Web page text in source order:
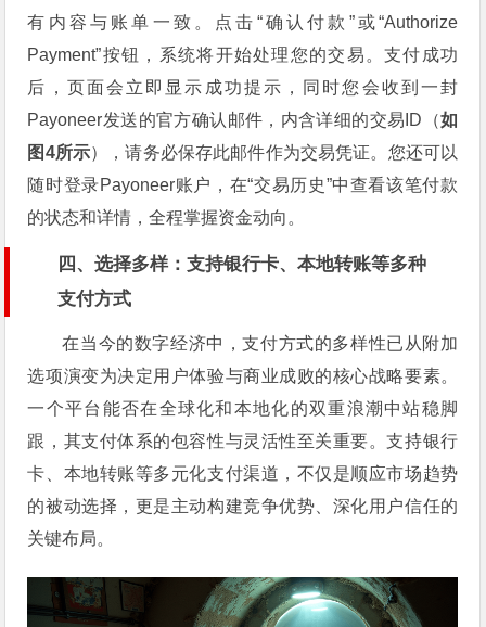
有内容与账单一致。点击“确认付款”或“Authorize
Payment”按钮，系统将开始处理您的交易。支付成功
后，页面会立即显示成功提示，同时您会收到一封
Payoneer发送的官方确认邮件，内含详细的交易ID（如
图4所示），请务必保存此邮件作为交易凭证。您还可以
随时登录Payoneer账户，在“交易历史”中查看该笔付款
的状态和详情，全程掌握资金动向。
四、选择多样：支持银行卡、本地转账等多种
支付方式
在当今的数字经济中，支付方式的多样性已从附加
选项演变为决定用户体验与商业成败的核心战略要素。
一个平台能否在全球化和本地化的双重浪潮中站稳脚
跟，其支付体系的包容性与灵活性至关重要。支持银行
卡、本地转账等多元化支付渠道，不仅是顺应市场趋势
的被动选择，更是主动构建竞争优势、深化用户信任的
关键布局。